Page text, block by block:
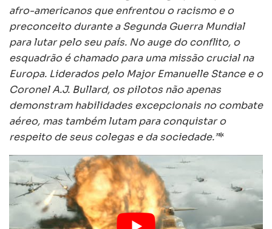
afro-americanos que enfrentou o racismo e o
preconceito durante a Segunda Guerra Mundial
para lutar pelo seu país. No auge do conflito, o
esquadrão é chamado para uma missão crucial na
Europa. Liderados pelo Major Emanuelle Stance e o
Coronel A.J. Bullard, os pilotos não apenas
demonstram habilidades excepcionais no combate
aéreo, mas também lutam para conquistar o
respeito de seus colegas e da sociedade.”*